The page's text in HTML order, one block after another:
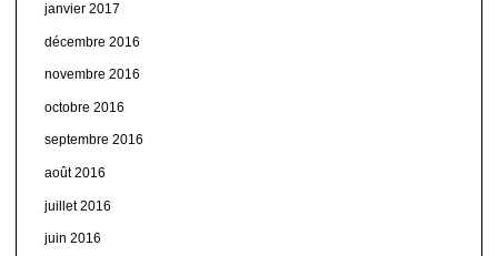
janvier 2017
décembre 2016
novembre 2016
octobre 2016
septembre 2016
août 2016
juillet 2016
juin 2016